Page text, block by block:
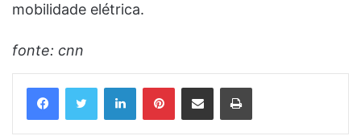
mobilidade elétrica.
fonte: cnn
LinkedinPinterestCompartilhar via e-mail Imprimir